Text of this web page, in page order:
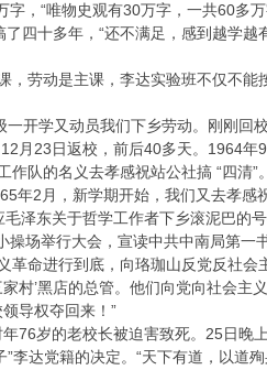
，“唯物史观有30万字，一共60多
四十多年，“还不满足，感到越学
劳动是主课，李达实验班不仅不
开学又动员我们下乡劳动。刚刚回
月23日返校，前后40多天。1964
队的名义去孝感祝站公社搞 “四清
年2月，新学期开始，我们又去孝
泽东关于哲学工作者下乡滚泥巴的号
场举行大会，宣读中共中南局第
命进行到底，向珞珈山反党反社会
村’黑店的总管。他们向党向社会
导权夺回来！”
76岁的老校长被迫害致死。25日晚
李达党籍的决定。“天下有道，以道